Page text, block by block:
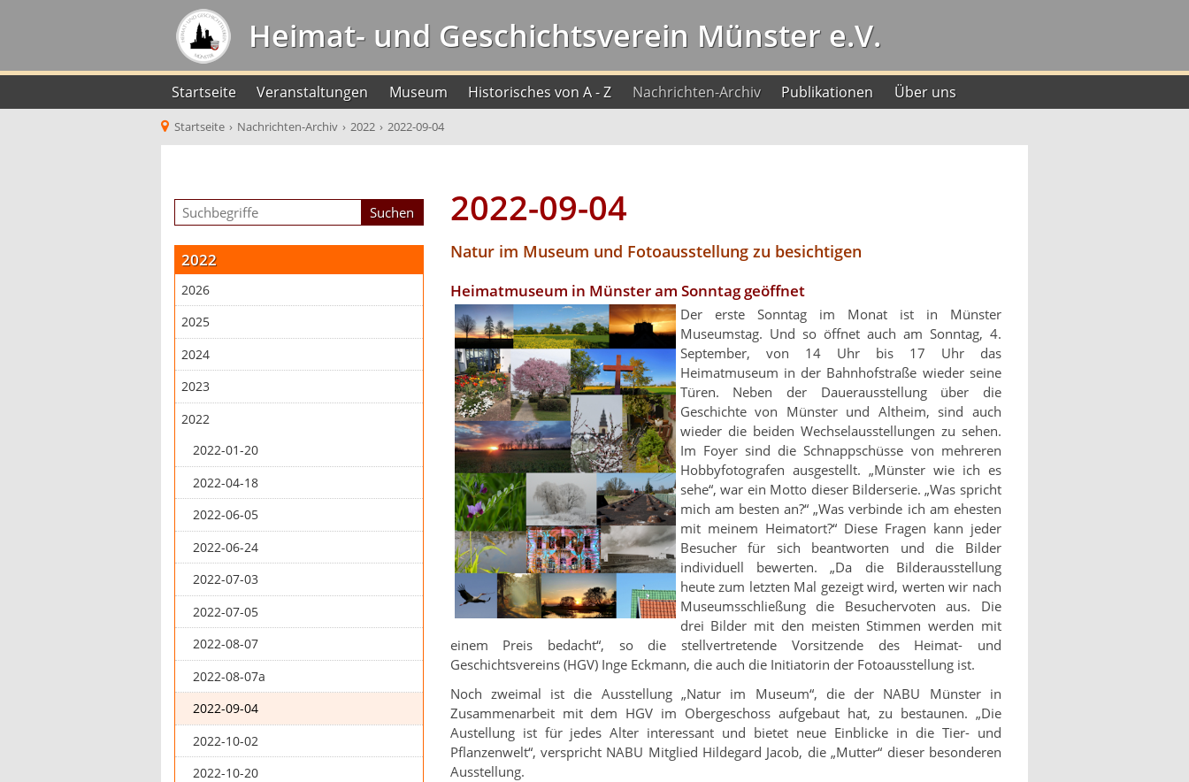
Heimat- und Geschichtsverein Münster e.V.
Startseite Veranstaltungen Museum Historisches von A - Z Nachrichten-Archiv Publikationen Über uns
Startseite › Nachrichten-Archiv › 2022 › 2022-09-04
2022
2026
2025
2024
2023
2022
2022-01-20
2022-04-18
2022-06-05
2022-06-24
2022-07-03
2022-07-05
2022-08-07
2022-08-07a
2022-09-04
2022-10-02
2022-10-20
2022-09-04
Natur im Museum und Fotoausstellung zu besichtigen
Heimatmuseum in Münster am Sonntag geöffnet
Der erste Sonntag im Monat ist in Münster
Museumstag. Und so öffnet auch am Sonntag, 4.
September, von 14 Uhr bis 17 Uhr das
Heimatmuseum in der Bahnhofstraße wieder seine
Türen. Neben der Dauerausstellung über die
Geschichte von Münster und Altheim, sind auch
wieder die beiden Wechselausstellungen zu sehen.
Im Foyer sind die Schnappschüsse von mehreren
Hobbyfotografen ausgestellt. „Münster wie ich es
sehe“, war ein Motto dieser Bilderserie. „Was spricht
mich am besten an?“ „Was verbinde ich am ehesten
mit meinem Heimatort?“ Diese Fragen kann jeder
Besucher für sich beantworten und die Bilder
individuell bewerten. „Da die Bilderausstellung
heute zum letzten Mal gezeigt wird, werten wir nach
Museumsschließung die Besuchervoten aus. Die
drei Bilder mit den meisten Stimmen werden mit
einem Preis bedacht“, so die stellvertretende Vorsitzende des Heimat- und
Geschichtsvereins (HGV) Inge Eckmann, die auch die Initiatorin der Fotoausstellung ist.
Noch zweimal ist die Ausstellung „Natur im Museum“, die der NABU Münster in
Zusammenarbeit mit dem HGV im Obergeschoss aufgebaut hat, zu bestaunen. „Die
Austellung ist für jedes Alter interessant und bietet neue Einblicke in die Tier- und
Pflanzenwelt“, verspricht NABU Mitglied Hildegard Jacob, die „Mutter“ dieser besonderen
Ausstellung.